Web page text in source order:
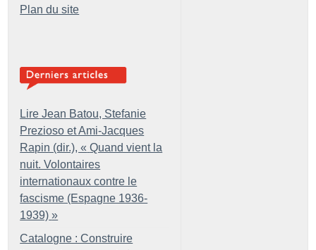
Plan du site
Lire Jean Batou, Stefanie
Prezioso et Ami-Jacques
Rapin (dir.), « Quand vient la
nuit. Volontaires
internationaux contre le
fascisme (Espagne 1936-
1939) »
Catalogne : Construire